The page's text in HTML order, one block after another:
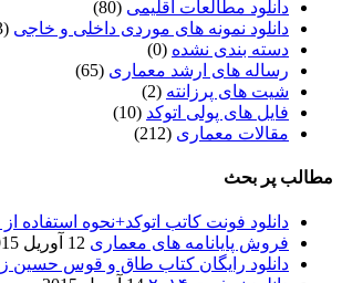
دانلود مطالعات اقلیمی (80)
دانلود نمونه های موردی داخلی و خاجی (83)
دسته بندی نشده (0)
رساله های ارشد معماری (65)
شیت های پرزانته (2)
فایل های پولی اتوکد (10)
مقالات معماری (212)
مطالب پر بحث
دانلود فونت کاتب اتوکد+نحوه استفاده
فروش پایانامه های معماری 12 آوریل 2015
دانلود رایگان کتاب طاق و قوس حسین